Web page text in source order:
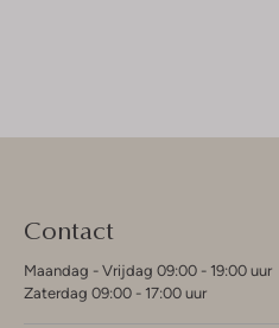
Contact
Maandag - Vrijdag 09:00 - 19:00 uur
Zaterdag 09:00 - 17:00 uur